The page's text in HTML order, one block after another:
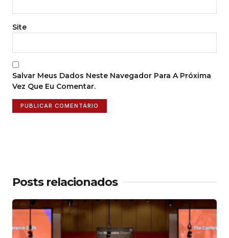
Site
Salvar Meus Dados Neste Navegador Para A Próxima
Vez Que Eu Comentar.
Posts relacionados